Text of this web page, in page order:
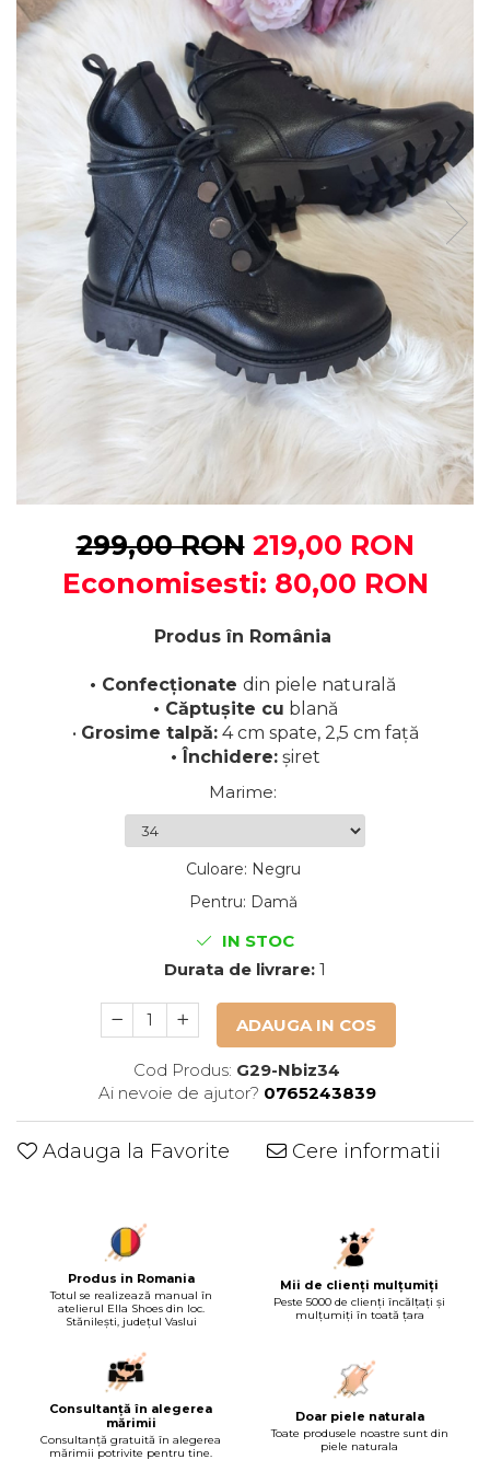
299,00 RON 219,00 RON
Economisesti: 80,00 RON
Produs în România
• Confecționate din piele naturală
• Căptușite cu blană
• Grosime talpă:4 cm spate, 2,5 cm față
• Închidere:șiret
Marime:
Culoare: Negru
Pentru: Damă
IN STOC
Durata de livrare: 1
ADAUGA IN COS
Cod Produs: G29-Nbiz34
Ai nevoie de ajutor? 0765243839
Adauga la Favorite Cere informatii
Produs in Romania
Totul se realizează manual în
atelierul Ella Shoes din loc.
Stănilești, județul Vaslui
Mii de clienți mulțumiți
Peste 5000 de clienți încălțați și
mulțumiți în toată țara
Consultanță în alegerea
mărimii
Consultanță gratuită în alegerea
mărimii potrivite pentru tine.
Doar piele naturala
Toate produsele noastre sunt din
piele naturala